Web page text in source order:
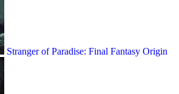
Stranger of Paradise: Final Fantasy Origin